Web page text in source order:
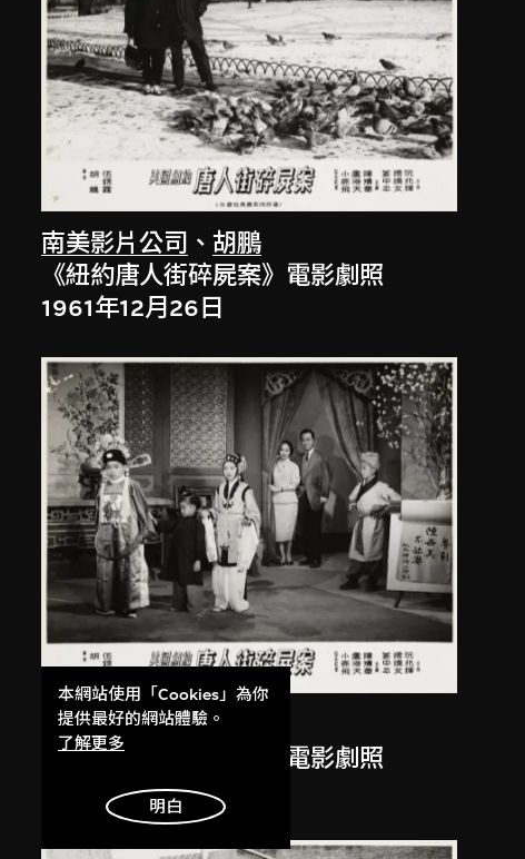
南美影片公司 、胡鵬
《紐約唐人街碎屍案》電影劇照
1961年12月26日
南美影片公司、 胡鵬
《紐約唐人街碎屍案》電影劇照
1961年12月26日
本網站使用「Cookies」為你
提供最好的網站體驗。
了解更多
明白